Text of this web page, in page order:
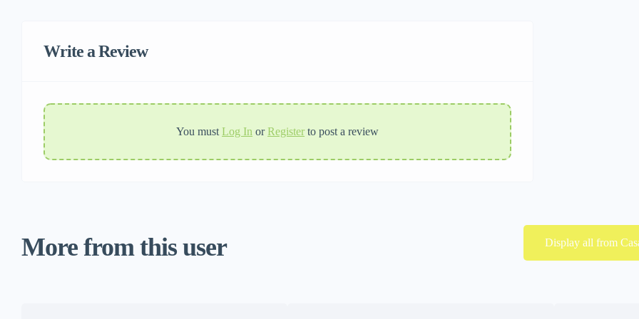
Write a Review
You must Log In or Register to post a review
More from this user Display all from